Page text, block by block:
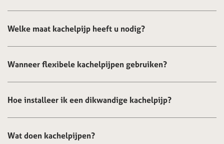
Welke maat kachelpijp heeft u nodig?
Wanneer flexibele kachelpijpen gebruiken?
Hoe installeer ik een dikwandige kachelpijp?
Wat doen kachelpijpen?